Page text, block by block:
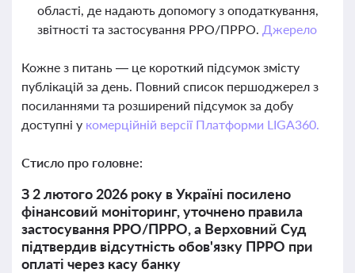
області, де надають допомогу з оподаткування,
звітності та застосування РРО/ПРРО. Джерело
Кожне з питань — це короткий підсумок змісту
публікацій за день. Повний список першоджерел з
посиланнями та розширений підсумок за добу
доступні у комерційній версії Платформи LIGA360.
Стисло про головне:
З 2 лютого 2026 року в Україні посилено
фінансовий моніторинг, уточнено правила
застосування РРО/ПРРО, а Верховний Суд
підтвердив відсутність обов'язку ПРРО при
оплаті через касу банку